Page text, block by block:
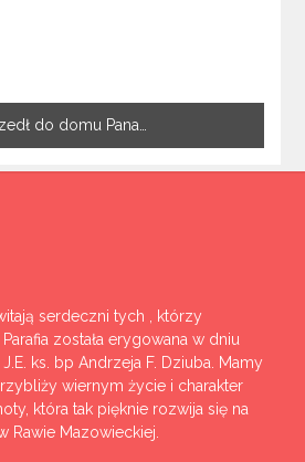
do domu Pana…
serdeczni tych , którzy
została erygowana w dniu
ks. bp Andrzeja F. Dziuba. Mamy
wiernym życie i charakter
która tak pięknie rozwija się na
Rawie Mazowieckiej.